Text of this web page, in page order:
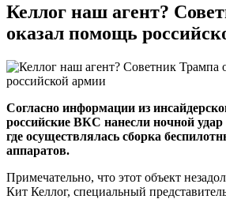
Келлог наш агент?
оказал помощь
Согласно информации из
российские ВКС нанесли ночной удар
где осуществлялась сборка
аппаратов.
Примечательно, что этот объект
Кит Келлог, специальный